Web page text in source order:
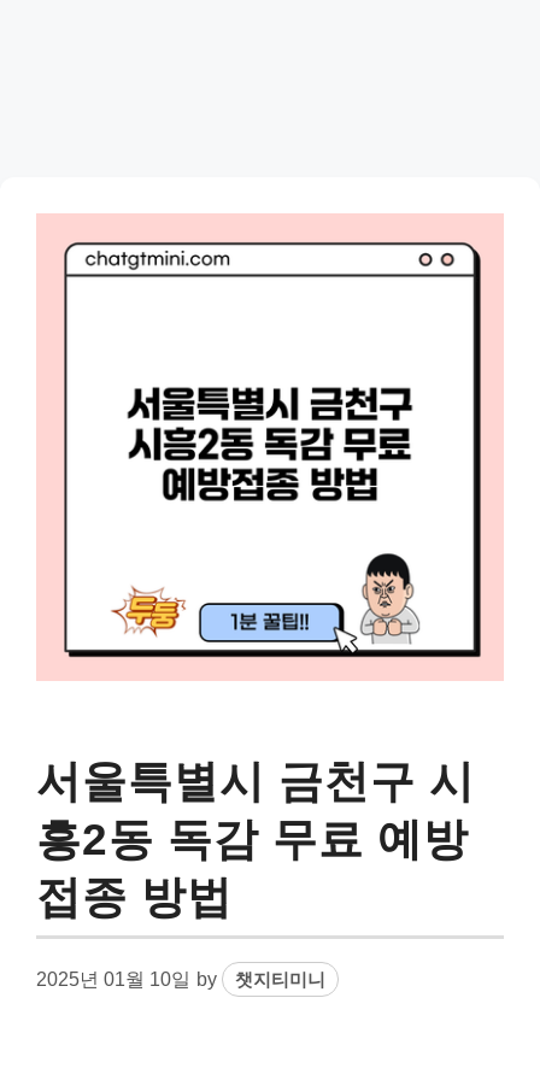
서울특별시 금천구 시
흥2동 독감 무료 예방
접종 방법
2025년 01월 10일 by 챗지티미니